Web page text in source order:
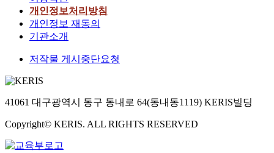
개인정보처리방침
개인정보 재동의
기관소개
저작물 게시중단요청
41061 대구광역시 동구 동내로 64(동내동1119) KERIS빌딩
Copyright© KERIS. ALL RIGHTS RESERVED